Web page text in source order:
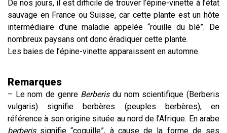
De nos jours, il est difficile de trouver l’épine-vinette à l’état
sauvage en France ou Suisse, car cette plante est un hôte
intermédiaire d’une maladie appelée “rouille du blé”. De
nombreux paysans ont donc éradiquer cette plante.
Les baies de l’épine-vinette apparaissent en automne.
Remarques
– Le nom de genre Berberisdu nom scientifique (Berberis
vulgaris) signifie berbères (peuples berbères), en
référence à son origine située au nord de l’Afrique. En arabe
berberissignifie “coquille”, à cause de la forme de ses